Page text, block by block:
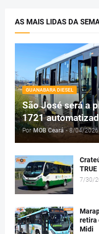
AS MAIS LIDAS DA
GUANABARA DIESEL
São José será a
1721
Por MOB Ceará - 8/04/2026
TRUE
7/30/
retira
Midi